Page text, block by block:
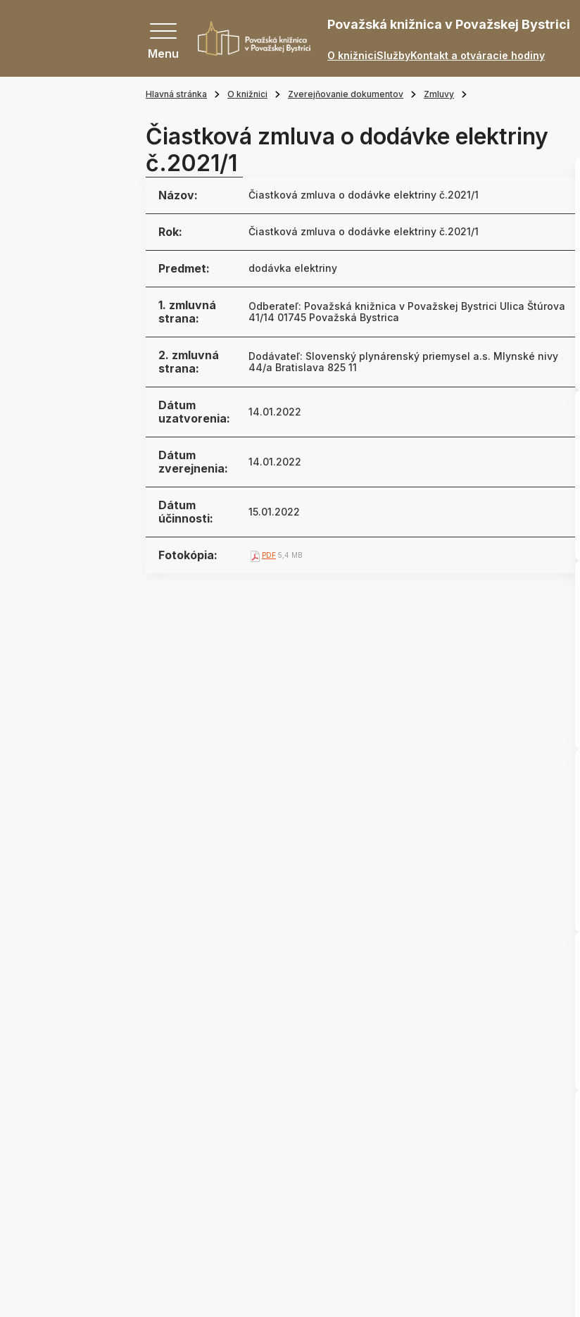
Menu
Považská knižnica v Považskej Bystrici
O knižniciSlužbyKontakt a otváracie hodiny
Hlavná stránka O knižnici Zverejňovanie dokumentov Zmluvy
Čiastková zmluva o dodávke elektriny
č.2021/1
Názov: Čiastková zmluva o dodávke elektriny č.2021/1
Rok: Čiastková zmluva o dodávke elektriny č.2021/1
Predmet: dodávka elektriny
1. zmluvná
strana:
Odberateľ: Považská knižnica v Považskej Bystrici Ulica Štúrova
41/14 01745 Považská Bystrica
2. zmluvná
strana:
Dodávateľ: Slovenský plynárenský priemysel a.s. Mlynské nivy
44/a Bratislava 825 11
Dátum
uzatvorenia:
14.01.2022
Dátum
zverejnenia:
14.01.2022
Dátum
účinnosti:
15.01.2022
Fotokópia: PDF 5,4 MB